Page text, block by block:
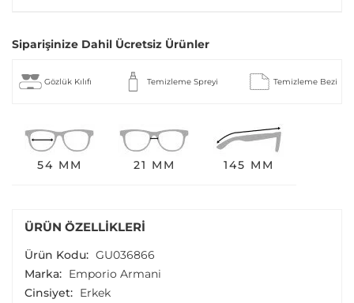
Siparişinize Dahil Ücretsiz Ürünler
Gözlük Kılıfı Temizleme Spreyi Temizleme Bezi
54 MM 21 MM 145 MM
ÜRÜN ÖZELLIKLERI
Ürün Kodu: GU036866
Marka: Emporio Armani
Cinsiyet: Erkek